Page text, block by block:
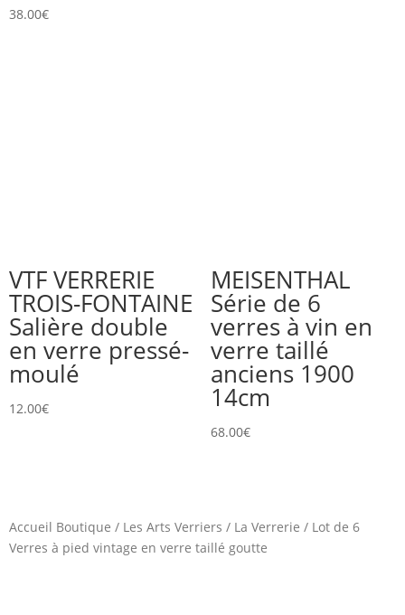
38.00€
VTF VERRERIE
TROIS-FONTAINE
Salière double
en verre pressé-
moulé
12.00€
MEISENTHAL
Série de 6
verres à vin en
verre taillé
anciens 1900
14cm
68.00€
Accueil Boutique / Les Arts Verriers / La Verrerie / Lot de 6
Verres à pied vintage en verre taillé goutte